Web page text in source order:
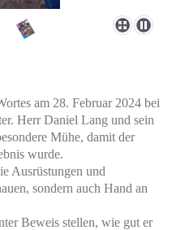
am 28. Februar 2024 bei
Herr Daniel Lang und sein
Mühe, damit der
wurde.
Ausrüstungen und
sondern auch Hand an
Beweis stellen, wie gut er